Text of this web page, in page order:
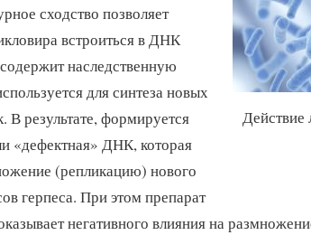
Действие
сходство позволяет
встроиться в ДНК
наследственную
для синтеза новых
В результате, формируется
«дефектная» ДНК, которая
(репликацию) нового
герпеса. При этом препарат
негативного влияния на